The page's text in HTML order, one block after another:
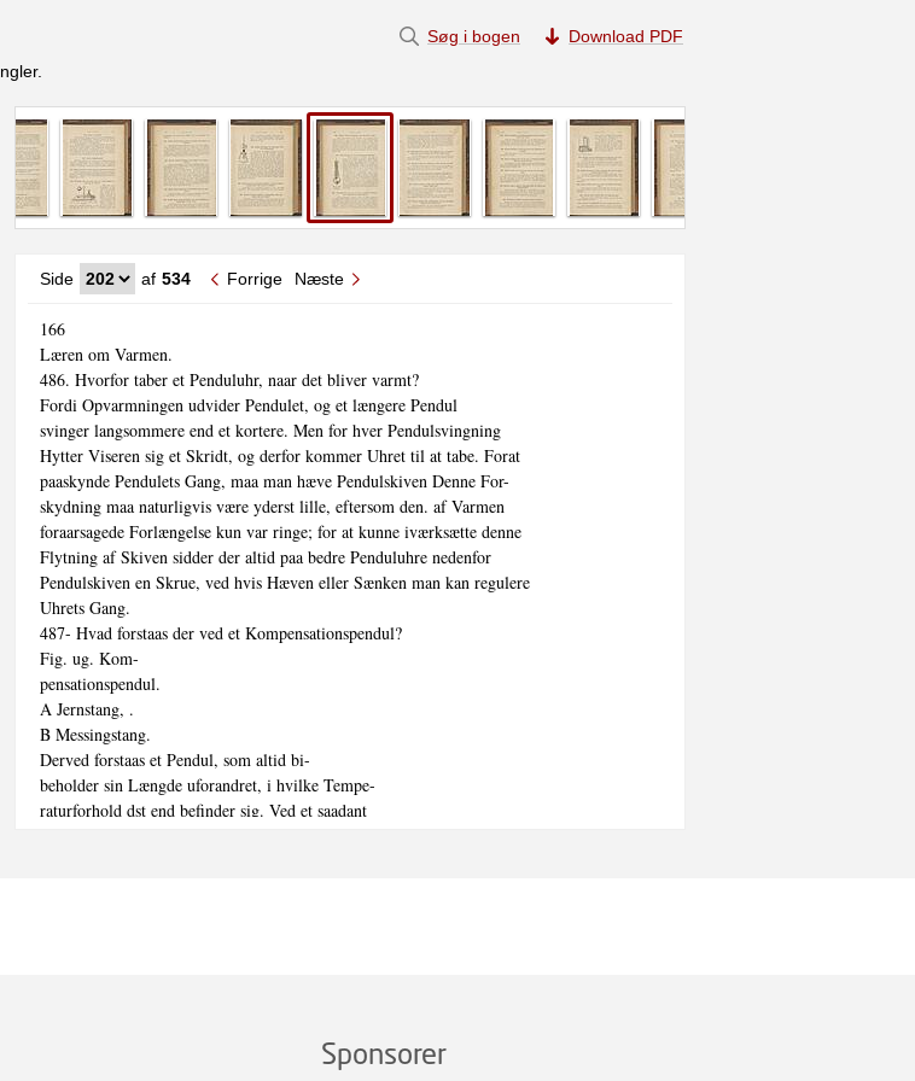
Side af 534 Forrige Næste
166
Læren om Varmen.
486. Hvorfor taber et Penduluhr, naar det bliver varmt?
Fordi Opvarmningen udvider Pendulet, og et længere Pendul
svinger langsommere end et kortere. Men for hver Pendulsvingning
Hytter Viseren sig et Skridt, og derfor kommer Uhret til at tabe. Forat
paaskynde Pendulets Gang, maa man hæve Pendulskiven Denne For-
skydning maa naturligvis være yderst lille, eftersom den. af Varmen
foraarsagede Forlængelse kun var ringe; for at kunne iværksætte denne
Flytning af Skiven sidder der altid paa bedre Penduluhre nedenfor
Pendulskiven en Skrue, ved hvis Hæven eller Sænken man kan regulere
Uhrets Gang.
487- Hvad forstaas der ved et Kompensationspendul?
Fig. ug. Kom-
pensationspendul.
A Jernstang, .
B Messingstang.
Derved forstaas et Pendul, som altid bi-
beholder sin Længde uforandret, i hvilke Tempe-
raturforhold dst end befinder sig. Ved et saadant
Pendulskiven er fæstet. Ved Opvarmningen foranlediger
Jernstængernes Udvidelse, at Pendulskiven sænkes og
Søg i bogen Download PDF
Sponsorer